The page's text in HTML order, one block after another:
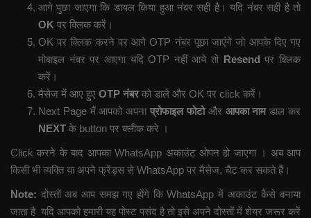
आगे पुछा जाएगा कि डायल किया हुआ नंबर सही है। यदि नंबर सही है तो
OK पर क्लिक करें।
OK पर क्लिक करने पर आगे OTP नंबर पूछा जाएंगे जो आपके दिए गए
मोबाइल नंबर पर आएगा यदि OTP नहीं आये तो Resend पर क्लिक
करें।
मैसेज में आए हुए OTP नंबरको डाले और OK पर click करें।
Next Page मैं आपको अपनाप्रोफाइल फोटोऔर आपका नामडाल कर
NEXT के button पर क्लीक करे ।
Click करने के बाद आपका WhatsApp अकाउंट ओपन हो जाएगा । अब आप
किसी भी व्यक्ति या अपने फ्रेंड्स से WhatsApp पर मैसेज, चैट कर सकते हैं।
Note: दोस्तों अब आप समझ गए होंगे कि WhatsApp में अकाउंट कैसे बनाया
जाता है यदि आपको हमारी यह पोस्ट पसंद है तो इसे अपने दोस्तों में शेयर जरूर करें